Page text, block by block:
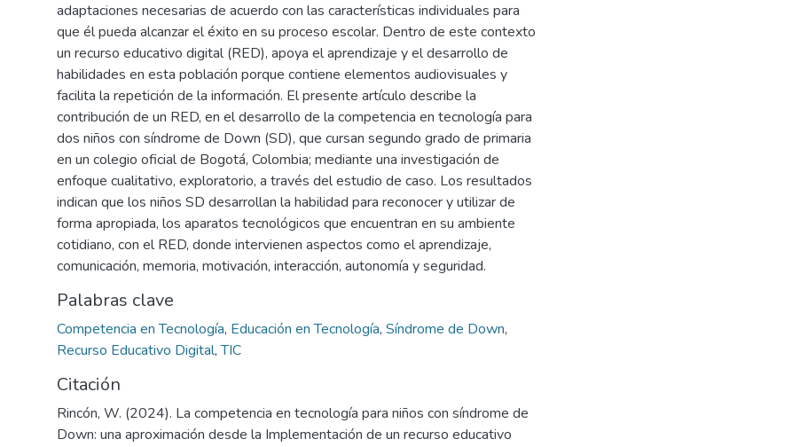
adaptaciones necesarias de acuerdo con las características individuales para
que él pueda alcanzar el éxito en su proceso escolar. Dentro de este contexto
un recurso educativo digital (RED), apoya el aprendizaje y el desarrollo de
habilidades en esta población porque contiene elementos audiovisuales y
facilita la repetición de la información. El presente artículo describe la
contribución de un RED, en el desarrollo de la competencia en tecnología para
dos niños con síndrome de Down (SD), que cursan segundo grado de primaria
en un colegio oficial de Bogotá, Colombia; mediante una investigación de
enfoque cualitativo, exploratorio, a través del estudio de caso. Los resultados
indican que los niños SD desarrollan la habilidad para reconocer y utilizar de
forma apropiada, los aparatos tecnológicos que encuentran en su ambiente
cotidiano, con el RED, donde intervienen aspectos como el aprendizaje,
comunicación, memoria, motivación, interacción, autonomía y seguridad.
Palabras clave
Competencia en Tecnología, Educación en Tecnología, Síndrome de Down,
Recurso Educativo Digital,TIC
Citación
Rincón, W. (2024). La competencia en tecnología para niños con síndrome de
Down: una aproximación desde la Implementación de un recurso educativo